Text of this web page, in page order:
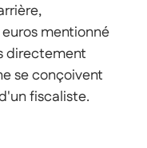
mentionné
directement
se conçoivent
fiscaliste.